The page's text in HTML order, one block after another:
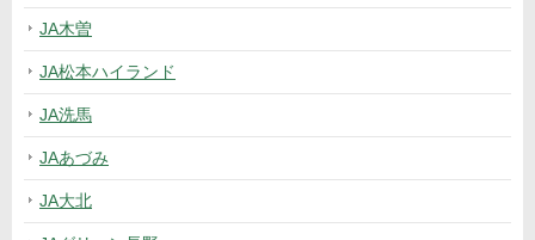
JA木曽
JA松本ハイランド
JA洗馬
JAあづみ
JA大北